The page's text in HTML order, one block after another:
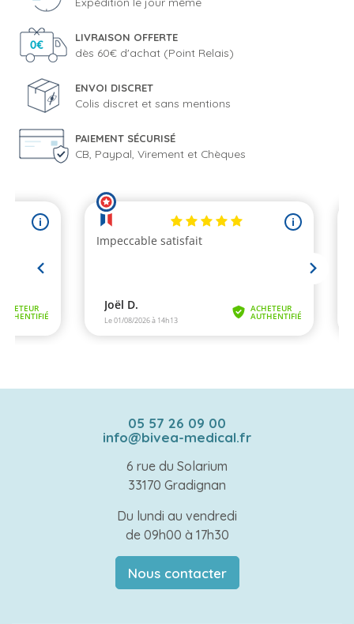
LIVRAISON OFFERTE
dès 60€ d'achat (Point Relais)
ENVOI DISCRET
Colis discret et sans mentions
PAIEMENT SÉCURISÉ
CB, Paypal, Virement et Chèques
05 57 26 09 00
info@bivea-medical.fr
6 rue du Solarium
33170 Gradignan
Du lundi au vendredi
de 09h00 à 17h30
Nous contacter